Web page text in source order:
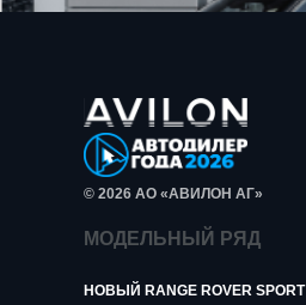
© 2026 АО «АВИЛОН АГ»
МОДЕЛЬНЫЙ РЯД
НОВЫЙ RANGE ROVER SPORT